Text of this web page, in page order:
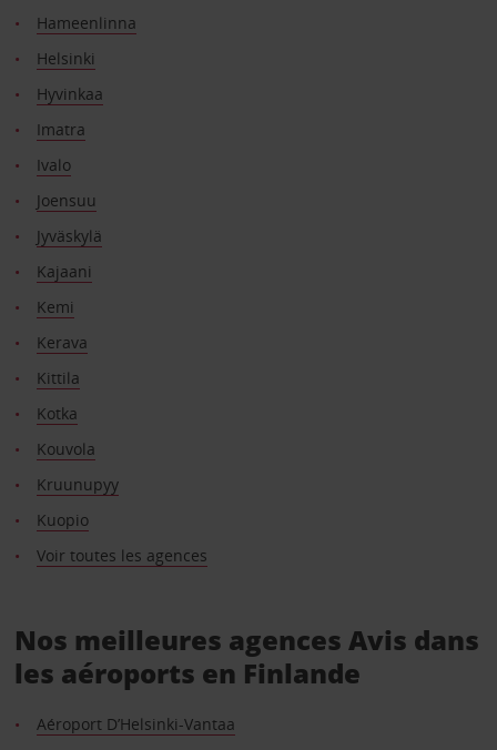
Hameenlinna
Helsinki
Hyvinkaa
Imatra
Ivalo
Joensuu
Jyväskylä
Kajaani
Kemi
Kerava
Kittila
Kotka
Kouvola
Kruunupyy
Kuopio
Voir toutes les agences
Nos meilleures agences Avis dans
les aéroports en Finlande
Aéroport D’Helsinki-Vantaa